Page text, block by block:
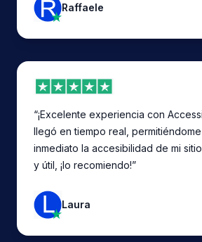
Raffaele
“¡Excelente experiencia con
llegó en tiempo real,
inmediato la accesibilidad de mi
y útil, ¡lo recomiendo!”
Laura